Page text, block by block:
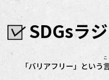
SDGsラ
「バリアフリー」という